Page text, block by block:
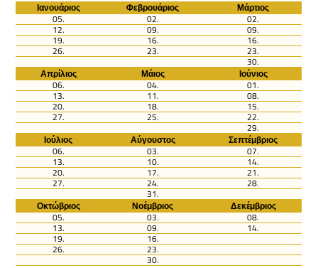
Ιανουάριος Φεβρουάριος
Μάρτιος
05.
02. 02.
12. 09. 09.
19. 16. 16.
26. 23. 23.
30.
Απρίλιος
Μάιος
Ιούνιος
06.
04. 01.
13. 11. 08.
20. 18. 15.
27. 25. 22.
29.
Ιούλιος
Αύγουστος
Σεπτέμβριος
06.
03. 07.
13. 10. 14.
20. 17. 21.
27. 24. 28.
31.
Οκτώβριος
Νοέμβριος
Δεκέμβριος
05.
03. 08.
13. 09. 14.
19. 16.
26. 23.
30.